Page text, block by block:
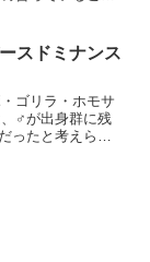
。 結局、強すぎ
...
スドミナンス
ゴリラ・ホモサ
♂が出身群に残
ったと考えられ